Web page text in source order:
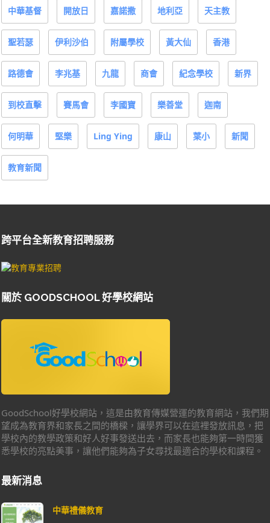
中華基督 開放日 嘉諾撒 地利亞 天主教
聖若瑟 伊利沙伯 附屬學校 黃大仙 香港
路德會 李兆基 九龍 商會 紀念學校 新界
到校直擊 賽馬會 李國寶 樂善堂 迦南
何明華 堅樂 Ling Ying 康山 葉小 新聞
教育新聞
跨平台全新教育招聘服務
關於 GOODSCHOOL 好學校網站
GoodSchool好學校網站，這是由教育傳媒營運的教育網站，我們期
望成為教育界和家長之間的橋樑，讓學界可以在這裡發放訊息，把
學校內的教學政策和好人好事發送出去，而家長也能夠第一時間獲
悉學校的亮點美事，讓他們能夠為子女尋找最適合的學校和課程。
最新消息
中華禮儀教育